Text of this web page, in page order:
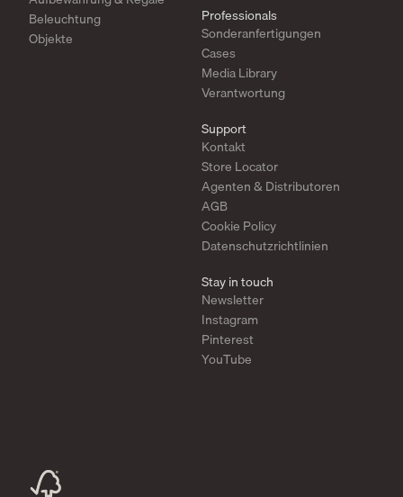
Beleuchtung
Objekte
Professionals
Sonderanfertigungen
Cases
Media Library
Verantwortung
Support
Kontakt
Store Locator
Agenten & Distributoren
AGB
Cookie Policy
Datenschutzrichtlinien
Stay in touch
Newsletter
Instagram
Pinterest
YouTube